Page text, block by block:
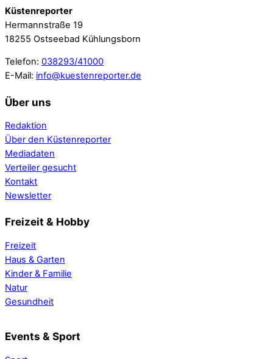
Küstenreporter
Hermannstraße 19
18255 Ostseebad Kühlungsborn
Telefon: 038293/41000
E-Mail: info@kuestenreporter.de
Über uns
Redaktion
Über den Küstenreporter
Mediadaten
Verteiler gesucht
Kontakt
Newsletter
Freizeit & Hobby
Freizeit
Haus & Garten
Kinder & Familie
Natur
Gesundheit
Events & Sport